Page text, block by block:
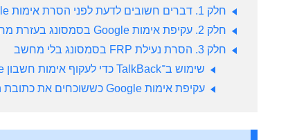
חלק 1. דברים חשובים לדעת לפני הסרת אימות Google בחשבון סמסונג
חלק 2. עקיפת אימות Google בסמסונג בעזרת מחשב
חלק 3. הסרת נעילת FRP בסמסונג בלי מחשב
שימוש ב־TalkBack כדי לעקוף אימות חשבון Google
עקיפת אימות Google כששוכחים את כתובת האימייל